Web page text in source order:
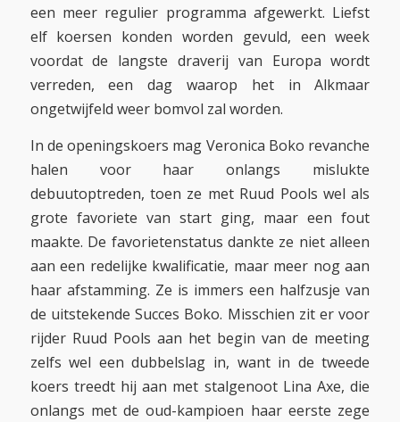
een meer regulier programma afgewerkt. Liefst
elf koersen konden worden gevuld, een week
voordat de langste draverij van Europa wordt
verreden, een dag waarop het in Alkmaar
ongetwijfeld weer bomvol zal worden.
In de openingskoers mag Veronica Boko revanche
halen voor haar onlangs mislukte
debuutoptreden, toen ze met Ruud Pools wel als
grote favoriete van start ging, maar een fout
maakte. De favorietenstatus dankte ze niet alleen
aan een redelijke kwalificatie, maar meer nog aan
haar afstamming. Ze is immers een halfzusje van
de uitstekende Succes Boko. Misschien zit er voor
rijder Ruud Pools aan het begin van de meeting
zelfs wel een dubbelslag in, want in de tweede
koers treedt hij aan met stalgenoot Lina Axe, die
onlangs met de oud-kampioen haar eerste zege